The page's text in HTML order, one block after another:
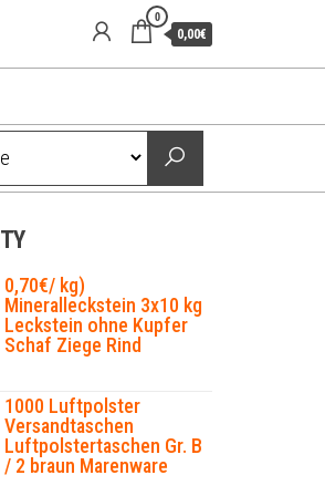
0
0,00€
0,70€/ kg)
Mineralleckstein 3x10 kg
Leckstein ohne Kupfer
Schaf Ziege Rind
1000 Luftpolster
Versandtaschen
Luftpolstertaschen Gr. B
/ 2 braun Marenware